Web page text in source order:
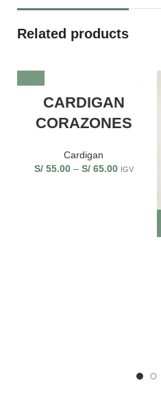
Related products
CARDIGAN
CORAZONES
Cardigan
S/55.00– S/65.00 IGV